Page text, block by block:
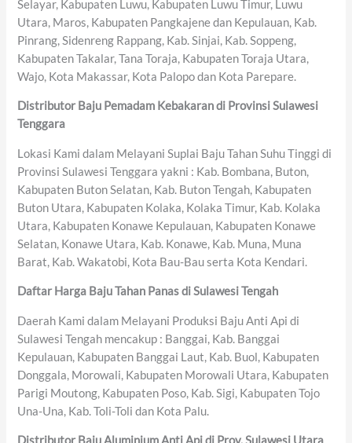
Selayar, Kabupaten Luwu, Kabupaten Luwu Timur, Luwu
Utara, Maros, Kabupaten Pangkajene dan Kepulauan, Kab.
Pinrang, Sidenreng Rappang, Kab. Sinjai, Kab. Soppeng,
Kabupaten Takalar, Tana Toraja, Kabupaten Toraja Utara,
Wajo, Kota Makassar, Kota Palopo dan Kota Parepare.
Distributor Baju Pemadam Kebakaran di Provinsi Sulawesi
Tenggara
Lokasi Kami dalam Melayani Suplai Baju Tahan Suhu Tinggi di
Provinsi Sulawesi Tenggara yakni : Kab. Bombana, Buton,
Kabupaten Buton Selatan, Kab. Buton Tengah, Kabupaten
Buton Utara, Kabupaten Kolaka, Kolaka Timur, Kab. Kolaka
Utara, Kabupaten Konawe Kepulauan, Kabupaten Konawe
Selatan, Konawe Utara, Kab. Konawe, Kab. Muna, Muna
Barat, Kab. Wakatobi, Kota Bau-Bau serta Kota Kendari.
Daftar Harga Baju Tahan Panas di Sulawesi Tengah
Daerah Kami dalam Melayani Produksi Baju Anti Api di
Sulawesi Tengah mencakup : Banggai, Kab. Banggai
Kepulauan, Kabupaten Banggai Laut, Kab. Buol, Kabupaten
Donggala, Morowali, Kabupaten Morowali Utara, Kabupaten
Parigi Moutong, Kabupaten Poso, Kab. Sigi, Kabupaten Tojo
Una-Una, Kab. Toli-Toli dan Kota Palu.